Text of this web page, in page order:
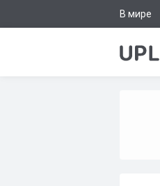
В мире